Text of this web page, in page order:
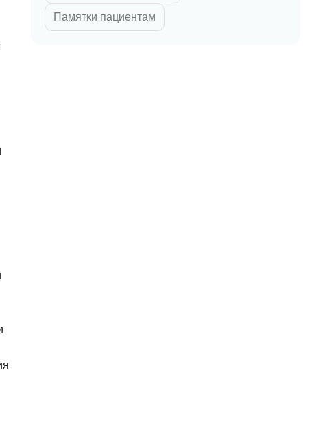
Памятки пациентам